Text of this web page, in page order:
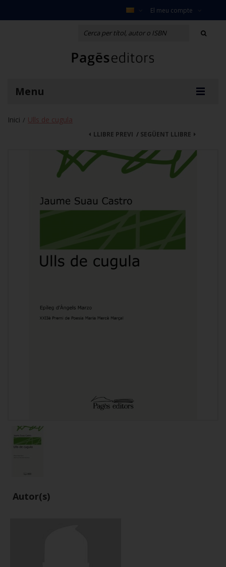
El meu compte
Menu
Inici / Ulls de cugula
SEGÜENT LLIBRE
LLIBRE PREVI /
Autor(s)